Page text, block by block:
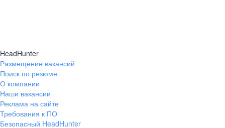
HeadHunter
Размещение вакансий
Поиск по резюме
О компании
Наши вакансии
Реклама на сайте
Требования к ПО
Безопасный HeadHunter